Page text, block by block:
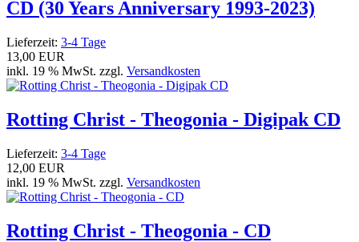
CD (30 Years Anniversary 1993-2023)
Lieferzeit: 3-4 Tage
13,00 EUR
inkl. 19 % MwSt. zzgl. Versandkosten
Rotting Christ - Theogonia - Digipak CD
Lieferzeit: 3-4 Tage
12,00 EUR
inkl. 19 % MwSt. zzgl. Versandkosten
Rotting Christ - Theogonia - CD